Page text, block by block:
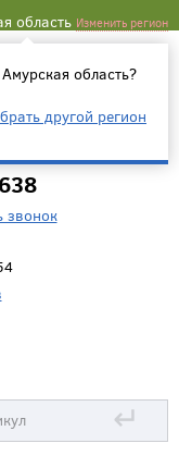
область Изменить регион
область?
другой регион
звонок
↵